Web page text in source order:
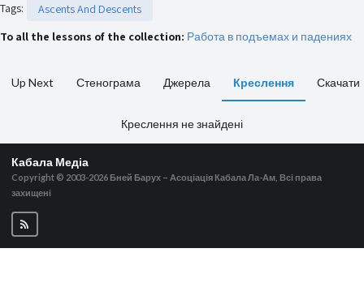
Tags:
Ascents And Descents
To all the lessons of the collection: Работа в подъемах и падениях
Up Next Стенограма Джерела Креслення Скачати
Креслення не знайдені
Кабала Медіа
Copyright © 2003-2026 Бней Барух – Асоціація Кабала Ла-Ам, Всі права
захищені